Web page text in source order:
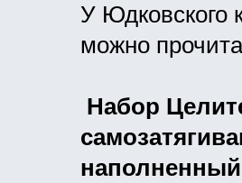
У Юдковского
можно
Набор